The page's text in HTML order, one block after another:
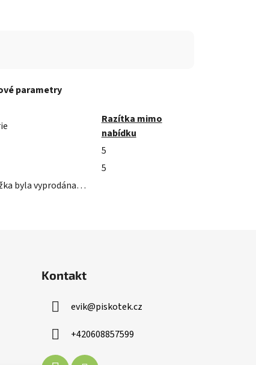
parametry
Razítka mimo
nabídku
5
5
byla vyprodána…
Kontakt
evik@piskotek.cz
+420608857599